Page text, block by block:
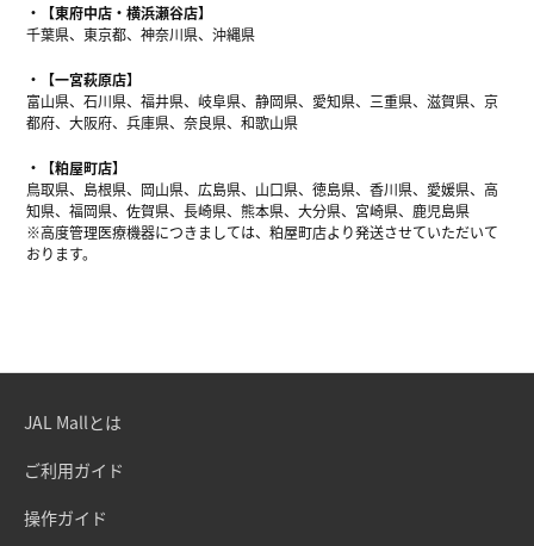
【東府中店・横浜瀬谷店】
千葉県、東京都、神奈川県、沖縄県
【一宮萩原店】
富山県、石川県、福井県、岐阜県、静岡県、愛知県、三重県、滋賀県、京
都府、大阪府、兵庫県、奈良県、和歌山県
【粕屋町店】
鳥取県、島根県、岡山県、広島県、山口県、徳島県、香川県、愛媛県、高
知県、福岡県、佐賀県、長崎県、熊本県、大分県、宮崎県、鹿児島県
※高度管理医療機器につきましては、粕屋町店より発送させていただいて
おります。
JAL Mallとは
ご利用ガイド
操作ガイド